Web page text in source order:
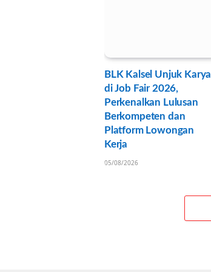
BLK Kalsel Unjuk Karya
di Job Fair 2026,
Perkenalkan Lulusan
Berkompeten dan
Platform Lowongan
Kerja
05/08/2026